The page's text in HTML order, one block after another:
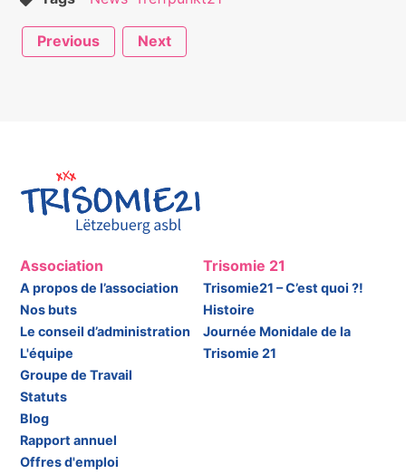
Previous Next
Association
A propos de l’association
Nos buts
Le conseil d’administration
L'équipe
Groupe de Travail
Statuts
Blog
Rapport annuel
Offres d'emploi
Trisomie 21
Trisomie21 – C’est quoi ?!
Histoire
Journée Monidale de la
Trisomie 21